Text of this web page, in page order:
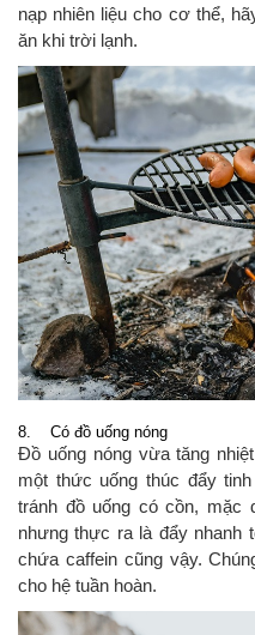
nạp nhiên liệu cho cơ thể,
ăn khi trời lạnh.
8. Có đồ uống nóng
Đồ uống nóng vừa tăng
một thức uống thúc đẩy
tránh đồ uống có cồn, mặc
nhưng thực ra là đẩy nhanh
chứa caffein cũng vậy.
cho hệ tuần hoàn.